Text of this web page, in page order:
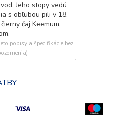
Jeho stopy vedú
s obľubou pili v 18.
čaj Keemum,
popisy a špecifikácie bez